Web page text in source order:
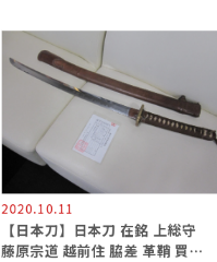
2020.10.11
【日本刀】日本刀 在銘 上総守
藤原宗道 越前住 脇差 革鞘 買取